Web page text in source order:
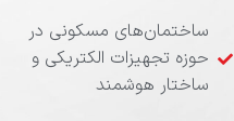
ساختمان‌های مسکونی در
حوزه تجهیزات الکتریکی و
ساختار هوشمند